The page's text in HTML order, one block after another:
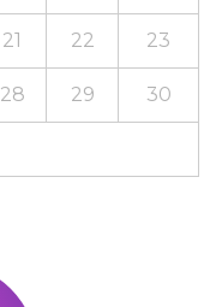
21 22 23
28 29 30